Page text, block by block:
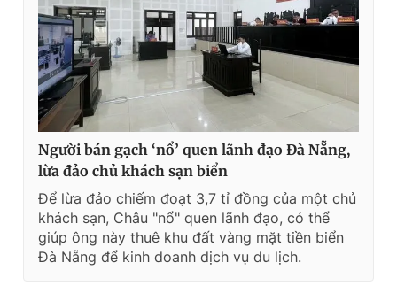
Người bán gạch ‘nổ’ quen lãnh đạo Đà Nẵng,
lừa đảo chủ khách sạn biển
Để lừa đảo chiếm đoạt 3,7 tỉ đồng của một chủ
khách sạn, Châu "nổ" quen lãnh đạo, có thể
giúp ông này thuê khu đất vàng mặt tiền biển
Đà Nẵng để kinh doanh dịch vụ du lịch.